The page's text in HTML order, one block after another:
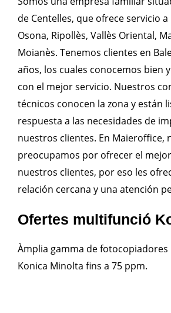
de Centelles, que ofrece servicio
Osona, Ripollès, Vallès Oriental,
Moianès. Tenemos clientes en
años, los cuales conocemos bien
con el mejor servicio. Nuestros
técnicos conocen la zona y están
respuesta a las necesidades de
nuestros clientes. En Maieroffice,
preocupamos por ofrecer el
nuestros clientes, por eso les
relación cercana y una atención
Ofertes multifunció
Àmplia gamma de
Konica Minolta fins a 75 ppm.